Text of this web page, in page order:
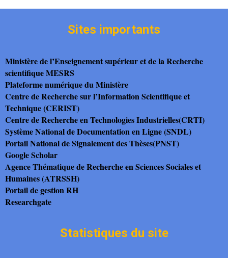
Sites importants
Ministère de l’Enseignement supérieur et de la Recherche
scientifique MESRS
Plateforme numérique du Ministère
Centre de Recherche sur l’Information Scientifique et
Technique (CERIST)
Centre de Recherche en Technologies Industrielles(CRTI)
Système National de Documentation en Ligne (SNDL)
Portail National de Signalement des Thèses(PNST)
Google Scholar
Agence Thématique de Recherche en Sciences Sociales et
Humaines (ATRSSH)
Portail de gestion RH
Researchgate
Statistiques du site